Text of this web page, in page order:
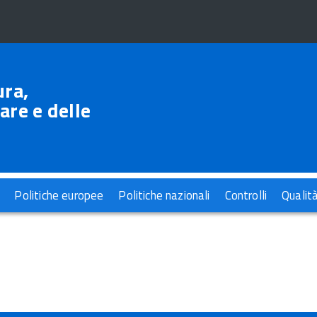
e delle
Politiche europee Politiche nazionali Controlli